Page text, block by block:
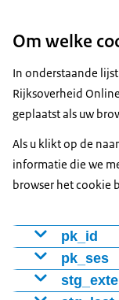
Om welke
In onderstaande
Rijksoverheid
geplaatst als uw
Als u klikt op de
informatie die we
browser het cookie
pk_id
Cookie
nummer
pk_ses
Cookie